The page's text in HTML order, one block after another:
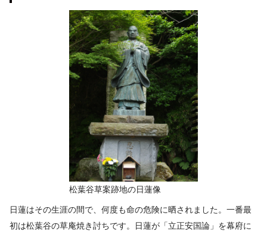
松葉谷草案跡地の日蓮像
日蓮はその生涯の間で、何度も命の危険に晒されました。一番最
初は松葉谷の草庵焼き討ちです。日蓮が「立正安国論」を幕府に